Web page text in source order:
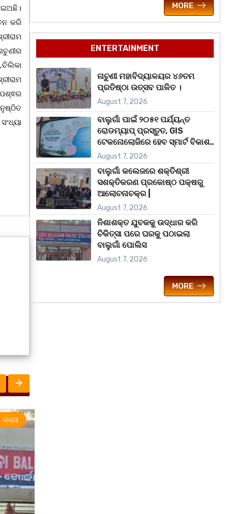
କରି
MORE
ENTERTAINMENT
ନାଚୁଣୀ ମହାବିଦ୍ୟାଳୟର ୪୬ତମ
ପ୍ରତିଷ୍ଠା ଉତ୍ସବ ପାଳିତ ।
August 7, 2026
ବାଲୁଗାଁ ପାଇଁ ୨୦୫୧ ପର୍ଯ୍ୟନ୍ତ
ରୋଡମ୍ୟାପ୍ ପ୍ରସ୍ତୁତ, GIS
ଟେକନୋଲୋଜିରେ ହେବ ସ୍ମାର୍ଟ ବିକାଶ..
August 7, 2026
ବାଲୁଗାଁ କଲେଜରେ ଶକ୍ତିଶ୍ରୀ
ସଶକ୍ତିକରଣ ପ୍ରକୋଷ୍ଠ ପକ୍ଷରୁ
ଆଲୋଚନାଚକ୍ର |
August 7, 2026
ନିଶାଶକ୍ତ ଯୁବକକୁ ଉଦ୍ଧାର କରି
ଚିକିତ୍ସା ପରେ ଘରକୁ ପଠାଇଲା
ବାଲୁଗାଁ ପୋଲିସ
August 7, 2026
MORE